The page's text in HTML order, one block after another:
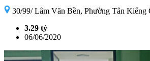
30/99/ Lâm Văn Bền, Phường Tân Kiểng
3.29 tỷ
06/06/2020